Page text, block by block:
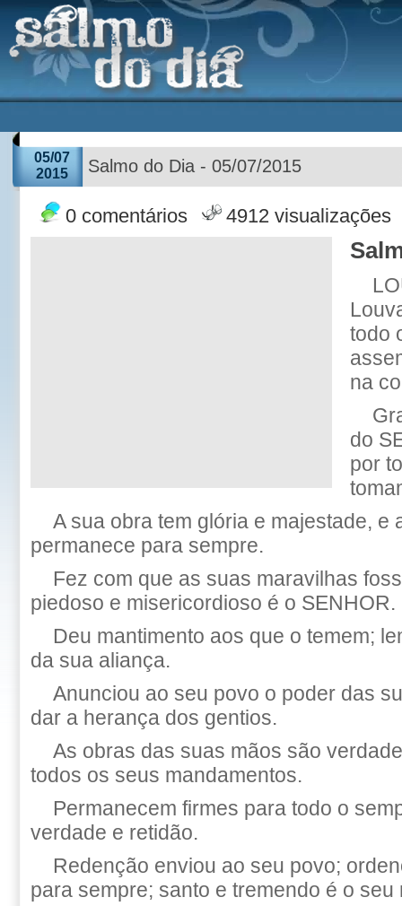
05/07
2015
Salmo do Dia - 05/07/2015
0 comentários 4912 visualizações
todo
na
do
por
A sua obra tem glória e majestade, e
permanece para sempre.
Fez com que as suas maravilhas
piedoso e misericordioso é o SENHOR.
Deu mantimento aos que o temem;
da sua aliança.
Anunciou ao seu povo o poder das
dar a herança dos gentios.
As obras das suas mãos são
todos os seus mandamentos.
Permanecem firmes para todo o
verdade e retidão.
Redenção enviou ao seu povo;
para sempre; santo e tremendo é o seu